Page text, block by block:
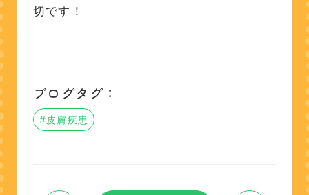
切です！
ブログタグ：
#皮膚疾患